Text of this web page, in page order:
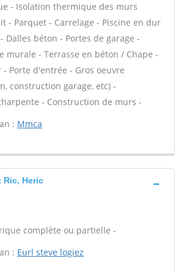
- Isolation thermique des murs
- Parquet - Carrelage - Piscine en dur
Dalles béton - Portes de garage -
murale - Terrasse en béton / Chape -
Porte d'entrée - Gros oeuvre
construction garage, etc) -
- Construction de murs -
: Mmca
Ric, Heric
complète ou partielle -
: Eurl steve logiez